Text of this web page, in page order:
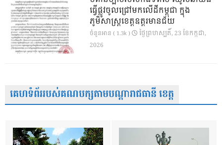
ធ្វើផ្លូវចូលជ្រៅមកលើដីកម្ពុជា ក្នុង
ភូមិសាស្ត្រខេត្តឧត្តរមានជ័យ
ចំនួនអាន ( 1.3k )
ថ្ងៃ​ព្រហស្បតិ៍, 23 ខែ​កក្កដា,
2026
គេហទំព័ររបស់គណបក្សតាមបណ្តារាជធានី ខេត្ត